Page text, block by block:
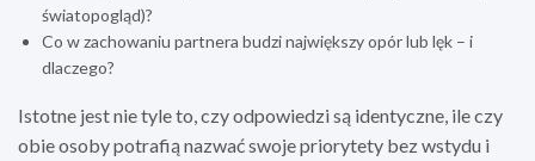
światopogląd)?
Co w zachowaniu partnera budzi największy opór lub lęk – i
dlaczego?
Istotne jest nie tyle to, czy odpowiedzi są identyczne, ile czy
obie osoby potrafią nazwać swoje priorytety bez wstydu i